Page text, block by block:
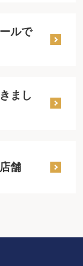
ルで
まし
舗